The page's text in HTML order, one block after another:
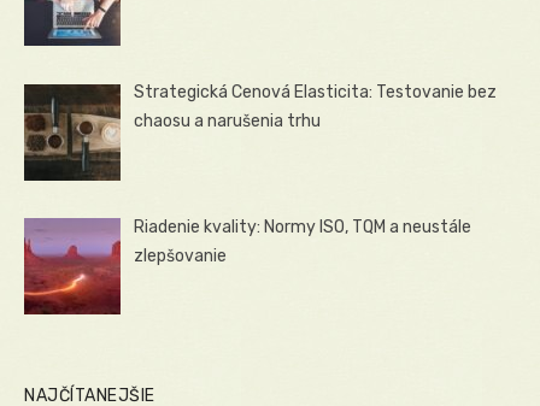
Strategická Cenová Elasticita: Testovanie bez
chaosu a narušenia trhu
Riadenie kvality: Normy ISO, TQM a neustále
zlepšovanie
NAJČÍTANEJŠIE